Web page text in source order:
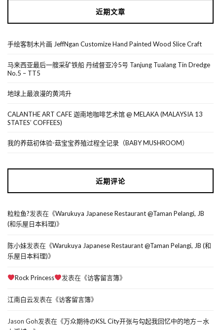
近期文章
手绘客制木片画 JeffNgan Customize Hand Painted Wood Slice Craft
马来西亚最后一艘采矿铁船 丹绒督亚冷5号 Tanjung Tualang Tin Dredge
No.5 – TT5
地球上最浪漫的黄鸿升
CALANTHE ART CAFE 迦南地咖啡艺术馆 @ MELAKA (MALAYSIA 13
STATES’ COFFEES)
我的养菇初体验-菇宝宝养殖过程全记录（BABY MUSHROOM）
近期评论
粒粒鱼?发表在《Warukuya Japanese Restaurant @Taman Pelangi, JB
(和乐屋日本料理)》
陈小妹发表在《Warukuya Japanese Restaurant @Taman Pelangi, JB (和
乐屋日本料理)》
Rock Princess 发表在《访客留言簿》
江南白云发表在《访客留言簿》
Jason Goh发表在《万众期待のKSL City开张与勾起我回忆中的地方－水